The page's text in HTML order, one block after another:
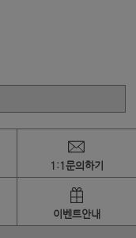
1:1문의하기
이벤트안내